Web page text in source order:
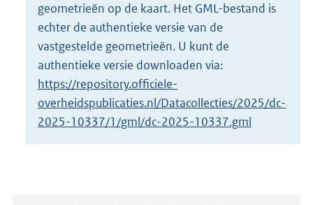
7
,
5
geometrieën op de kaart. Het GML-bestand is
echter de authentieke versie van de
vastgestelde geometrieën. U kunt de
authentieke versie downloaden via:
https://repository.officiele-
overheidspublicaties.nl/Datacollecties/2025/dc-
2025-10337/1/gml/dc-2025-10337.gml